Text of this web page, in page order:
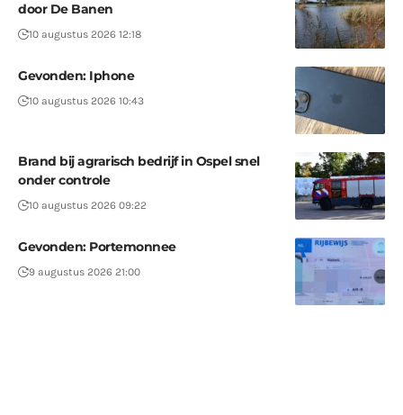
door De Banen
10 augustus 2026 12:18
Gevonden: Iphone
10 augustus 2026 10:43
Brand bij agrarisch bedrijf in Ospel snel
onder controle
10 augustus 2026 09:22
Gevonden: Portemonnee
9 augustus 2026 21:00